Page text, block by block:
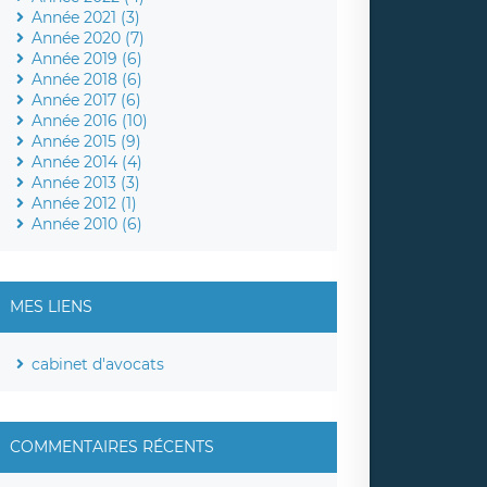
Année 2021 (3)
Année 2020 (7)
Année 2019 (6)
Année 2018 (6)
Année 2017 (6)
Année 2016 (10)
Année 2015 (9)
Année 2014 (4)
Année 2013 (3)
Année 2012 (1)
Année 2010 (6)
MES LIENS
cabinet d'avocats
COMMENTAIRES RÉCENTS